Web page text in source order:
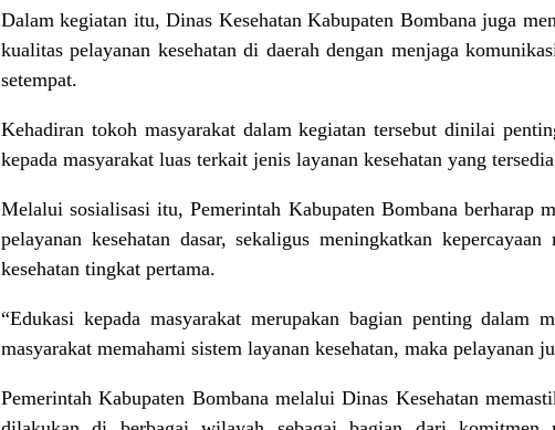
Dalam kegiatan itu, Dinas Kesehatan Kabupaten Bombana juga
kualitas pelayanan kesehatan di daerah dengan menjaga
setempat.
Kehadiran tokoh masyarakat dalam kegiatan tersebut dinilai
kepada masyarakat luas terkait jenis layanan kesehatan yang
Melalui sosialisasi itu, Pemerintah Kabupaten Bombana berharap
pelayanan kesehatan dasar, sekaligus meningkatkan
kesehatan tingkat pertama.
“Edukasi kepada masyarakat merupakan bagian penting dalam
masyarakat memahami sistem layanan kesehatan, maka
Pemerintah Kabupaten Bombana melalui Dinas Kesehatan